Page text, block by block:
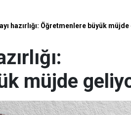
hazırlığı: Öğretmenlere büyük
müjde